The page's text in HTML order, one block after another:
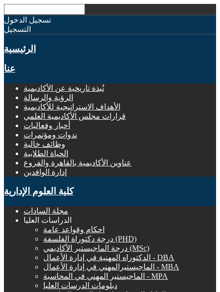
تسجيل الدخول
التسجيل
الرئيسية
عنا
نُبذة تاريخية عن الأكاديمية
الرؤية والرسالة
الأهداف الاستراتيجية للأكاديمية
قرارات مجلس الأكاديمية العلمي
أخبار وفعاليات
ندوات ومؤتمرات
وظائف خالية
الحياة الطلابية
عناوين الأكاديمية بالقاهرة والفروع
إدارة الوافدين
كلية العلوم الإدارية
مجلة السادات
الدراسات العليا
احكام وقواعد عامة
درجة دكتوراة الفلسفة (PHD)
درجة الماجيستير الأكاديمي (MSc)
الدكتوراه المهنية في إدارة الأعمال - DBA
الماجيستيرالمهني في إدارة الأعمال - MBA
الماجيستير المهني في المحاسبة - MPA
دبلومات الدرسات العليا